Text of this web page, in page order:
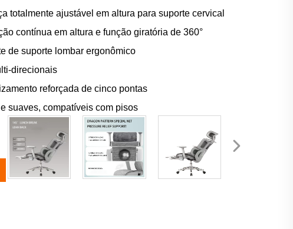
totalmente ajustável em altura para suporte cervical
contínua em altura e função giratória de 360°
de suporte lombar ergonômico
direcionais
reforçada de cinco pontas
suaves, compatíveis com pisos